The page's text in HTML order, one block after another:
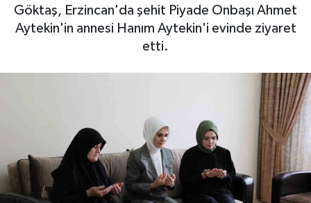
Göktaş, Erzincan'da şehit Piyade Onbaşı Ahmet
Aytekin'in annesi Hanım Aytekin'i evinde ziyaret
etti.
Otovitrin
Spor
Eğitim
Haber Arşivi